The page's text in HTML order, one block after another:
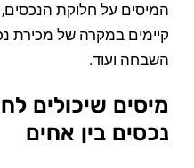
המיסים על חלוקת הנכסים,
קיימים במקרה של מכירת
השבחה ועוד.
מיסים שיכולים
נכסים בין אחים